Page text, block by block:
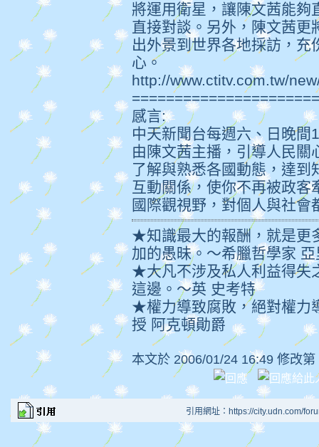
將運用衛星，讓陳文茜能夠
直接對談。另外，陳文茜更
出外景到世界各地採訪，充
心。
http://www.ctitv.com.tw/
感言:
中天新聞台每週六、日晚
由陳文茜主播，引導人民關
了解與熟悉各國動態，達到
互動關係，使你不再被政客
國際觀視野，對個人與社會
★知識最大的報酬，就是更
加的愚昧。～希臘哲學家
★大凡不涉及私人利益得失
這邊。～英 史考特
★權力導致腐敗，絕對權力
授 阿克頓勛爵
本文於 2006/01/24 16:49 修改第
引用網址：https://city.udn.com/